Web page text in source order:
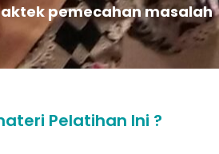
pemecahan masalah
Pelatihan Ini ?